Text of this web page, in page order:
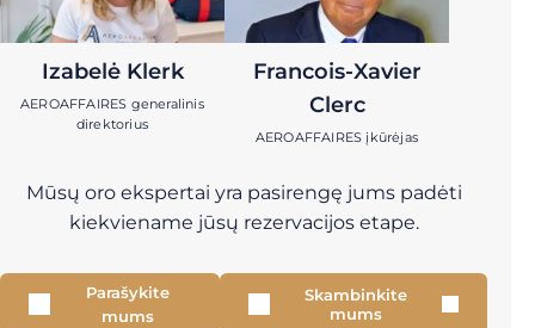
Izabelė Klerk
AEROAFFAIRES generalinis
direktorius
Francois-Xavier
Clerc
AEROAFFAIRES įkūrėjas
Mūsų oro ekspertai yra pasirengę jums padėti
kiekviename jūsų rezervacijos etape.
Parašykite
mums
Skambinkite
mums